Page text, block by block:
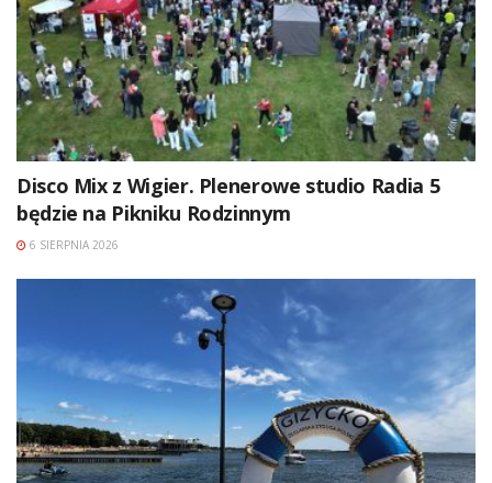
Disco Mix z Wigier. Plenerowe studio Radia 5
będzie na Pikniku Rodzinnym
6 SIERPNIA 2026